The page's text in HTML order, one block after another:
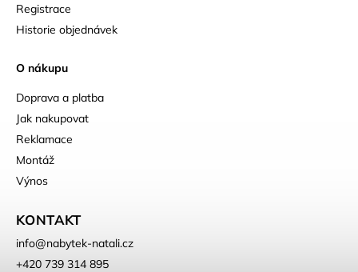
Registrace
Historie objednávek
O nákupu
Doprava a platba
Jak nakupovat
Reklamace
Montáž
Výnos
KONTAKT
info@nabytek-natali.cz
+420 739 314 895